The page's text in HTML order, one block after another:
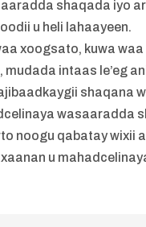
shaqada iyo
u heli lahaayeen.
xoogsato, kuwa
mudada intaas le’eg
shaqana
wasaaradda
noogu qabatay wixii
u